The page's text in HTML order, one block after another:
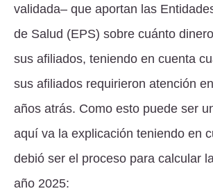
validada– que aportan las
de Salud (EPS) sobre cuánto
sus afiliados, teniendo en cuenta
sus afiliados requirieron atención
años atrás. Como esto puede ser
aquí va la explicación teniendo en
debió ser el proceso para calcular
año 2025: